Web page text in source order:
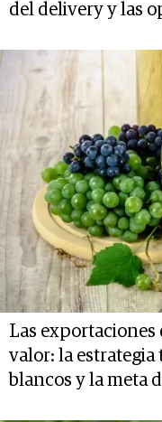
del delivery y las
Las
valor: la estrategia
blancos y la meta